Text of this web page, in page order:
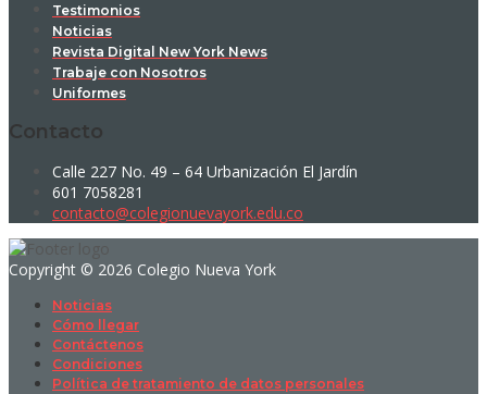
Testimonios
Noticias
Revista Digital New York News
Trabaje con Nosotros
Uniformes
Contacto
Calle 227 No. 49 – 64 Urbanización El Jardín
601 7058281
contacto@colegionuevayork.edu.co
Copyright © 2026 Colegio Nueva York
Noticias
Cómo llegar
Contáctenos
Condiciones
Política de tratamiento de datos personales